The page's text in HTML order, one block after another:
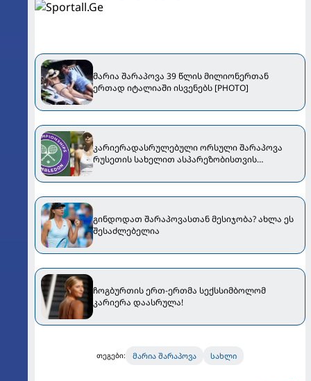
მარია შარაპოვა 39 წლის მილიონერთან
ერთად იტალიაში ისვენებს [PHOTO]
კარიერადასრულებული ორსული შარაპოვა
რუსეთის სახელით ასპარეზობისთვის
მოხდა
გინდოდათ შარაპოვასთან მესიჯობა? ახლა ეს
შესაძლებელია
ჩოგბურთის ერთ-ერთმა სექსსიმბოლომ
კარიერა დაასრულა!
თეგები: მარია შარაპოვა სახლი